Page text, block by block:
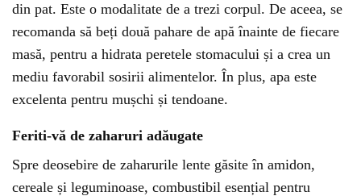
din pat. Este o modalitate de a trezi corpul. De aceea, se
recomanda să beți două pahare de apă înainte de fiecare
masă, pentru a hidrata peretele stomacului și a crea un
mediu favorabil sosirii alimentelor. În plus, apa este
excelenta pentru mușchi și tendoane.
Feriti-vă de zaharuri adăugate
Spre deosebire de zaharurile lente găsite în amidon,
cereale și leguminoase, combustibil esențial pentru